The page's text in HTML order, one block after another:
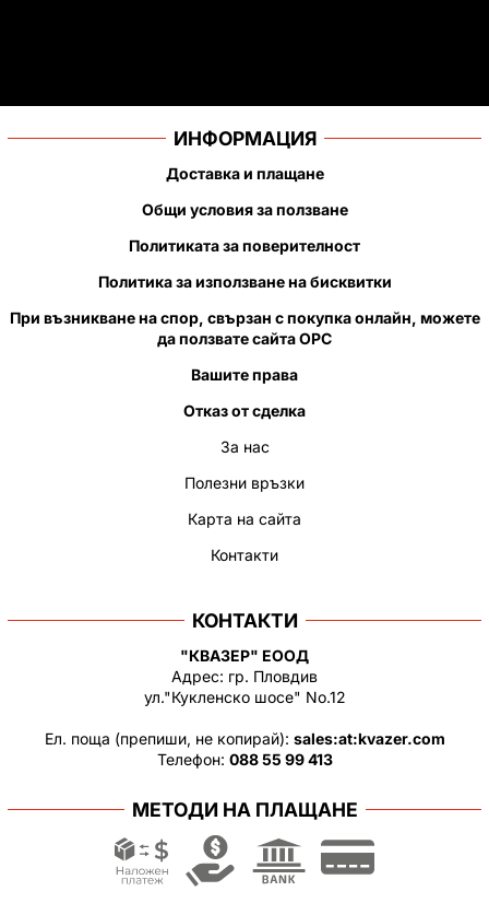
ИНФОРМАЦИЯ
Доставка и плащане
Общи условия за ползване
Политиката за поверителност
Политика за използване на бисквитки
При възникване на спор, свързан с покупка онлайн, можете
да ползвате сайта ОРС
Вашите права
Отказ от сделка
За нас
Полезни връзки
Карта на сайта
Контакти
КОНТАКТИ
"КВАЗЕР" ЕООД
Адрес: гр. Пловдив
ул."Кукленско шосе" No.12
Ел. поща (препиши, не копирай): salеs:at:kvazer.cоm
Телефон: 088 55 99 413
МЕТОДИ НА ПЛАЩАНЕ